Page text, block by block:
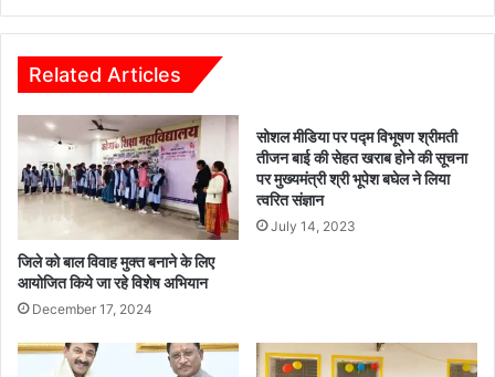
य
क्षा
यों
औ
र
रा
ह
त
सौ
गा
त
ऑ
Related Articles
जिले को बाल विवाह मुक्त बनाने के लिए
आयोजित किये जा रहे विशेष अभियान
December 17, 2024
सोशल मीडिया पर पद्म विभूषण श्रीमती
तीजन बाई की सेहत खराब होने की सूचना
पर मुख्यमंत्री श्री भूपेश बघेल ने लिया
त्वरित संज्ञान
July 14, 2023